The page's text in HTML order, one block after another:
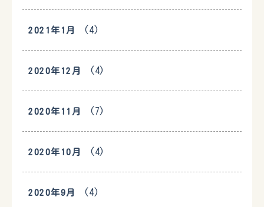
2021年1月 (4)
2020年12月 (4)
2020年11月 (7)
2020年10月 (4)
2020年9月 (4)